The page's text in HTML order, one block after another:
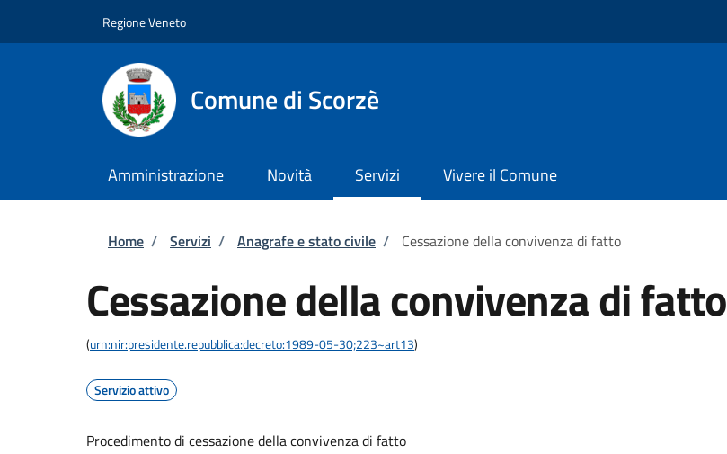
Regione Veneto
Comune di Scorzè
Amministrazione Novità Servizi Vivere il Comune
Briciole di pane
Home / Servizi / Anagrafe e stato civile / Cessazione della convivenza di fatto
Cessazione della convivenza di fatto
(urn:nir:presidente.repubblica:decreto:1989-05-30;223~art13)
Servizio attivo
Procedimento di cessazione della convivenza di fatto